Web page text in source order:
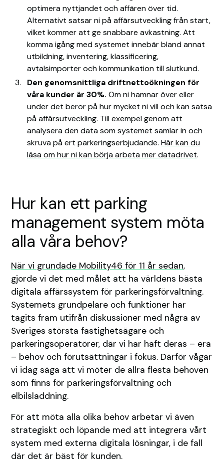
optimera nyttjandet och affären över tid.
Alternativt satsar ni på affärsutveckling från start,
vilket kommer att ge snabbare avkastning. Att
komma igång med systemet innebär bland annat
utbildning, inventering, klassificering,
avtalsimporter och kommunikation till slutkund.
Den genomsnittliga driftnettoökningen för
våra kunder är 30%.Om ni hamnar över eller
under det beror på hur mycket ni vill och kan satsa
på affärsutveckling. Till exempel genom att
analysera den data som systemet samlar in och
skruva på ert parkeringserbjudande.Här kan du
läsa om hur ni kan börja arbeta mer datadrivet.
Hur kan ett parking
management system möta
alla våra behov?
När vi grundade Mobility46 för 11 år sedan,
gjorde vi det med målet att ha världens bästa
digitala affärssystem för parkeringsförvaltning.
Systemets grundpelare och funktioner har
tagits fram utifrån diskussioner med några av
Sveriges största fastighetsägare och
parkeringsoperatörer, där vi har haft deras – era
– behov och förutsättningar i fokus. Därför vågar
vi idag säga att vi möter de allra flesta behoven
som finns för parkeringsförvaltning och
elbilsladdning.
För att möta alla olika behov arbetar vi även
strategiskt och löpande med att integrera vårt
system med externa digitala lösningar, i de fall
där det är bäst för kunden.